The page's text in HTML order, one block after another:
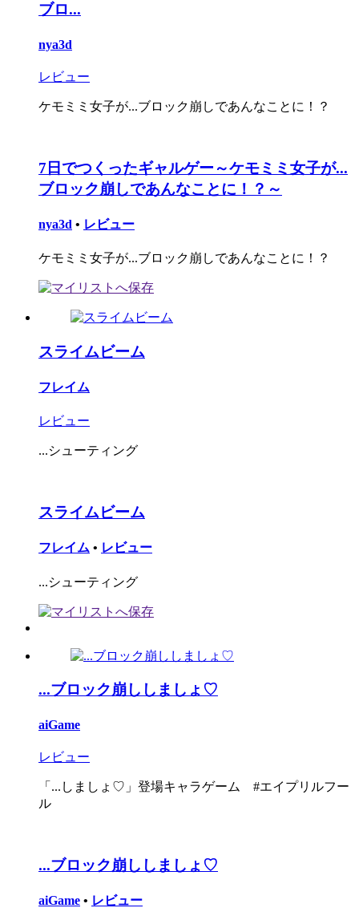
ブロ...
nya3d
レビュー
ケモミミ女子が...ブロック崩しであんなことに！？
7日でつくったギャルゲー～ケモミミ女子が...
ブロック崩しであんなことに！？～
nya3d • レビュー
ケモミミ女子が...ブロック崩しであんなことに！？
スライムビーム
フレイム
レビュー
...シューティング
スライムビーム
フレイム • レビュー
...シューティング
...ブロック崩ししましょ♡
aiGame
レビュー
「...しましょ♡」登場キャラゲーム #エイプリルフー
ル
...ブロック崩ししましょ♡
aiGame • レビュー